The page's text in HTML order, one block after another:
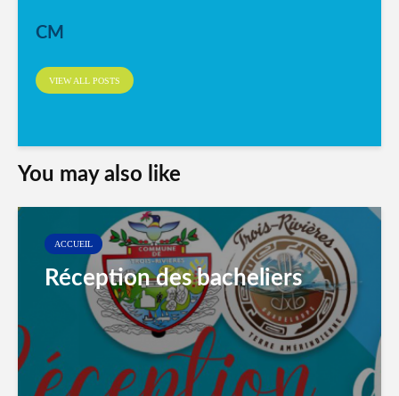
CM
VIEW ALL POSTS
You may also like
ACCUEIL
Réception des bacheliers